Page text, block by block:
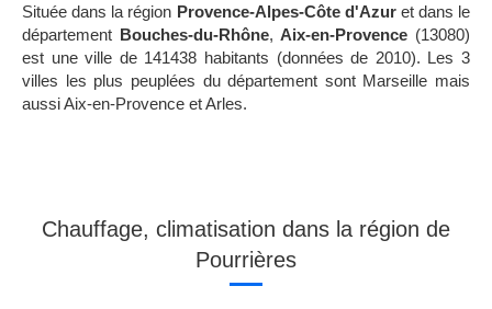
Située dans la région Provence-Alpes-Côte d'Azuret dans le
département Bouches-du-Rhône,Aix-en-Provence (13080)
est une ville de 141438 habitants (données de 2010). Les 3
villes les plus peuplées du département sont Marseille mais
aussi Aix-en-Provence et Arles.
Chauffage, climatisation dans la région de
Pourrières